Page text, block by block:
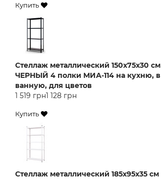
Купить
Стеллаж металлический 150х75х30 см
ЧЕРНЫЙ 4 полки МИА-114 на кухню, в
ванную, для цветов
1 519 грн1 128 грн
Купить
Стеллаж металлический 185х95х35 см